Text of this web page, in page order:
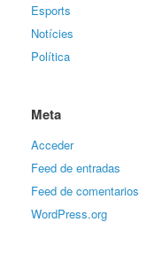
Esports
Notícies
Política
Meta
Acceder
Feed de entradas
Feed de comentarios
WordPress.org